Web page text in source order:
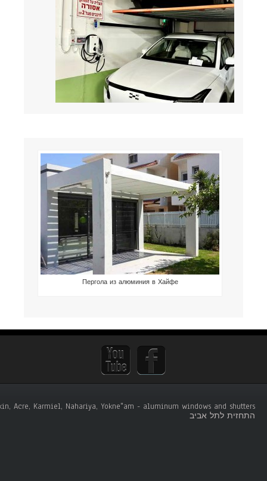
Пергола из алюминия в Хайфе
Acre, Karmiel, Nahariya, Yokne"am - aluminum windows and shutters .
התחזית לתל אביב